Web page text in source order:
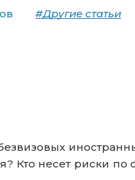
#Другие статьи
Кто несет риски